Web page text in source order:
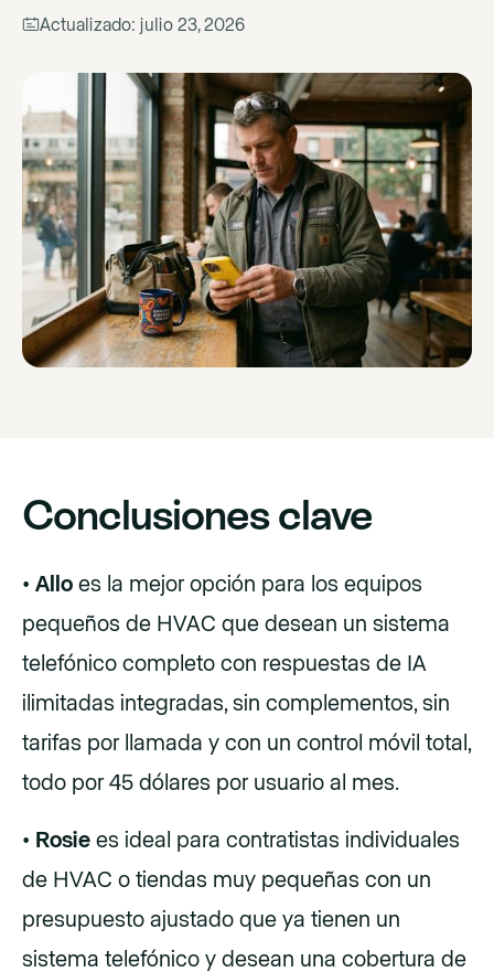
Actualizado: julio 23, 2026
Conclusiones clave
• Allo es la mejor opción para los equipos
pequeños de HVAC que desean un sistema
telefónico completo con respuestas de IA
ilimitadas integradas, sin complementos, sin
tarifas por llamada y con un control móvil total,
todo por 45 dólares por usuario al mes.
• Rosie es ideal para contratistas individuales
de HVAC o tiendas muy pequeñas con un
presupuesto ajustado que ya tienen un
sistema telefónico y desean una cobertura de